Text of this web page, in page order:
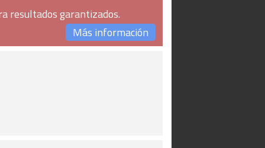
resultados garantizados.
Más información